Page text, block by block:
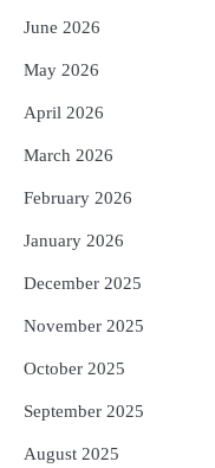
5
June 2026
May 2026
April 2026
March 2026
February 2026
January 2026
December 2025
November 2025
October 2025
September 2025
August 2025